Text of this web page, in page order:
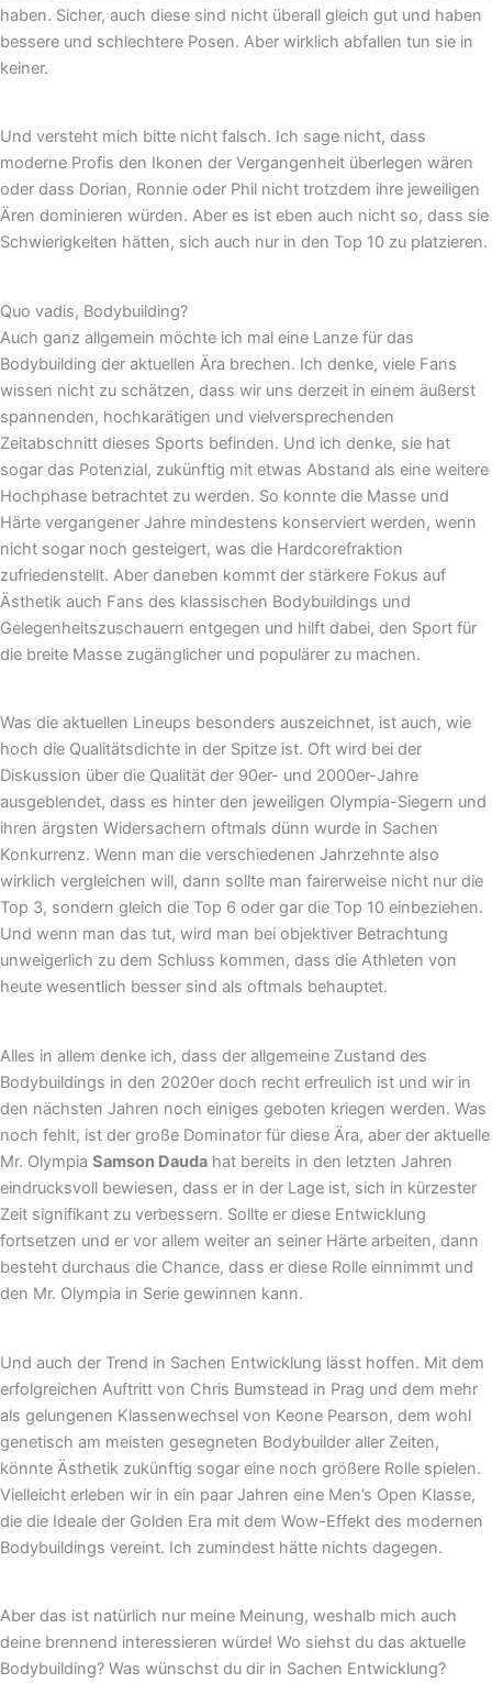
haben. Sicher, auch diese sind nicht überall gleich gut und haben
bessere und schlechtere Posen. Aber wirklich abfallen tun sie in
keiner.
Und versteht mich bitte nicht falsch. Ich sage nicht, dass
moderne Profis den Ikonen der Vergangenheit überlegen wären
oder dass Dorian, Ronnie oder Phil nicht trotzdem ihre jeweiligen
Ären dominieren würden. Aber es ist eben auch nicht so, dass sie
Schwierigkeiten hätten, sich auch nur in den Top 10 zu platzieren.
Quo vadis, Bodybuilding?
Auch ganz allgemein möchte ich mal eine Lanze für das
Bodybuilding der aktuellen Ära brechen. Ich denke, viele Fans
wissen nicht zu schätzen, dass wir uns derzeit in einem äußerst
spannenden, hochkarätigen und vielversprechenden
Zeitabschnitt dieses Sports befinden. Und ich denke, sie hat
sogar das Potenzial, zukünftig mit etwas Abstand als eine weitere
Hochphase betrachtet zu werden. So konnte die Masse und
Härte vergangener Jahre mindestens konserviert werden, wenn
nicht sogar noch gesteigert, was die Hardcorefraktion
zufriedenstellt. Aber daneben kommt der stärkere Fokus auf
Ästhetik auch Fans des klassischen Bodybuildings und
Gelegenheitszuschauern entgegen und hilft dabei, den Sport für
die breite Masse zugänglicher und populärer zu machen.
Was die aktuellen Lineups besonders auszeichnet, ist auch, wie
hoch die Qualitätsdichte in der Spitze ist. Oft wird bei der
Diskussion über die Qualität der 90er- und 2000er-Jahre
ausgeblendet, dass es hinter den jeweiligen Olympia-Siegern und
ihren ärgsten Widersachern oftmals dünn wurde in Sachen
Konkurrenz. Wenn man die verschiedenen Jahrzehnte also
wirklich vergleichen will, dann sollte man fairerweise nicht nur die
Top 3, sondern gleich die Top 6 oder gar die Top 10 einbeziehen.
Und wenn man das tut, wird man bei objektiver Betrachtung
unweigerlich zu dem Schluss kommen, dass die Athleten von
heute wesentlich besser sind als oftmals behauptet.
Alles in allem denke ich, dass der allgemeine Zustand des
Bodybuildings in den 2020er doch recht erfreulich ist und wir in
den nächsten Jahren noch einiges geboten kriegen werden. Was
noch fehlt, ist der große Dominator für diese Ära, aber der aktuelle
Mr. Olympia Samson Dauda hat bereits in den letzten Jahren
eindrucksvoll bewiesen, dass er in der Lage ist, sich in kürzester
Zeit signifikant zu verbessern. Sollte er diese Entwicklung
fortsetzen und er vor allem weiter an seiner Härte arbeiten, dann
besteht durchaus die Chance, dass er diese Rolle einnimmt und
den Mr. Olympia in Serie gewinnen kann.
Und auch der Trend in Sachen Entwicklung lässt hoffen. Mit dem
erfolgreichen Auftritt von Chris Bumstead in Prag und dem mehr
als gelungenen Klassenwechsel von Keone Pearson, dem wohl
genetisch am meisten gesegneten Bodybuilder aller Zeiten,
könnte Ästhetik zukünftig sogar eine noch größere Rolle spielen.
Vielleicht erleben wir in ein paar Jahren eine Men’s Open Klasse,
die die Ideale der Golden Era mit dem Wow-Effekt des modernen
Bodybuildings vereint. Ich zumindest hätte nichts dagegen.
Aber das ist natürlich nur meine Meinung, weshalb mich auch
deine brennend interessieren würde! Wo siehst du das aktuelle
Bodybuilding? Was wünschst du dir in Sachen Entwicklung?